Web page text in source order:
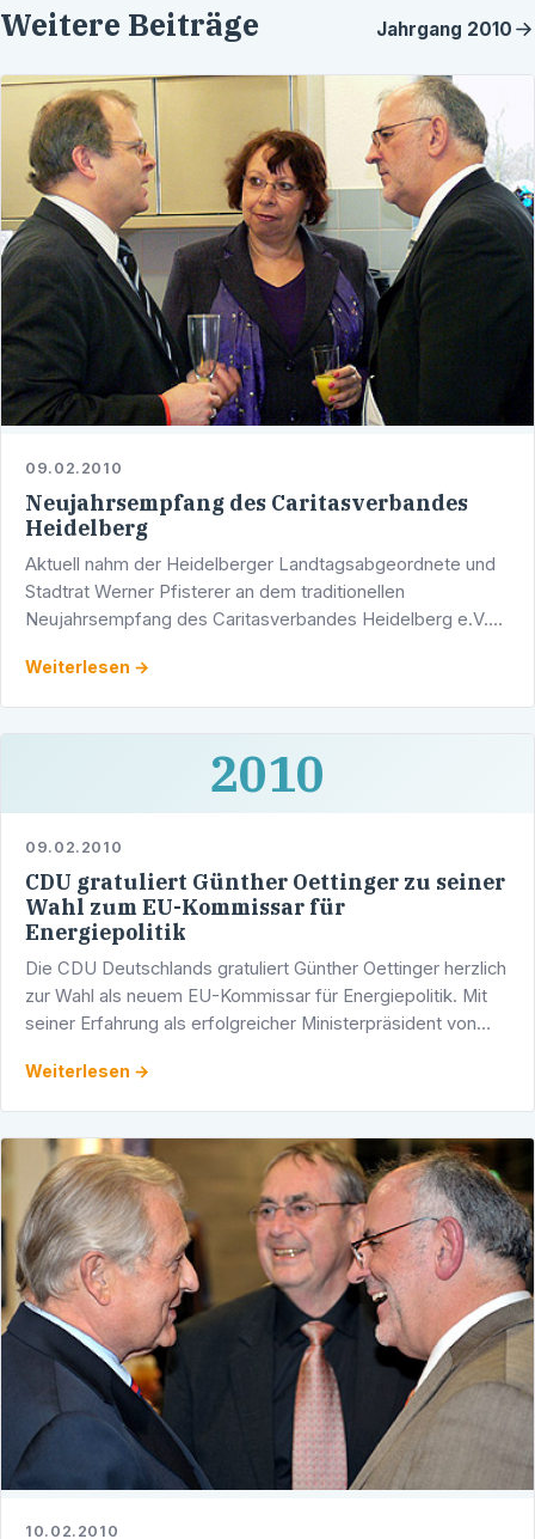
Weitere Beiträge Jahrgang 2010
09.02.2010
Neujahrsempfang des Caritasverbandes
Heidelberg
Aktuell nahm der Heidelberger Landtagsabgeordnete und
Stadtrat Werner Pfisterer an dem traditionellen
Neujahrsempfang des Caritasverbandes Heidelberg e.V.
…
Weiterlesen →
2010
09.02.2010
CDU gratuliert Günther Oettinger zu seiner
Wahl zum EU-Kommissar für
Energiepolitik
Die CDU Deutschlands gratuliert Günther Oettinger herzlich
zur Wahl als neuem EU-Kommissar für Energiepolitik. Mit
seiner Erfahrung als erfolgreicher Ministerpräsident von
Weiterlesen →
10.02.2010